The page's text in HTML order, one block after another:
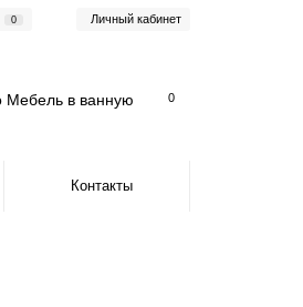
0 Личный кабинет
0
Контакты